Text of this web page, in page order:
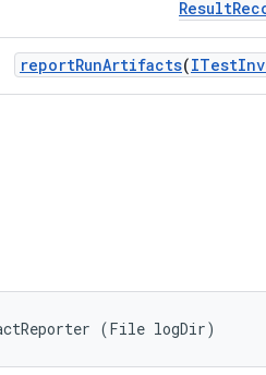
Result
reportRunArtifacts(ITest
(File logDir)